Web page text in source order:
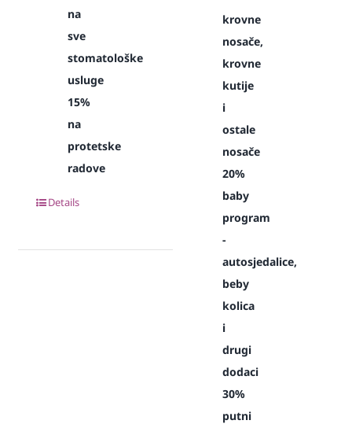
na
sve
stomatološke
usluge
15%
na
protetske
radove
Details
krovne
nosače,
krovne
kutije
i
ostale
nosače
20%
baby
program
-
autosjedalice,
beby
kolica
i
drugi
dodaci
30%
putni